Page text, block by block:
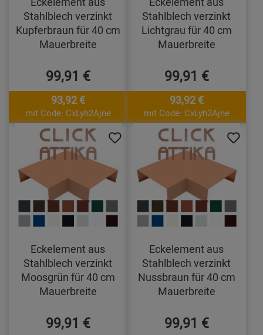
Stahlblech verzinkt
Kupferbraun für 40 cm
Mauerbreite
99,91 €
93,92 €
mit Code: CxLyh2Ajne
Stahlblech verzinkt
Lichtgrau für 40 cm
Mauerbreite
99,91 €
93,92 €
mit Code: CxLyh2Ajne
Eckelement aus
Stahlblech verzinkt
Moosgrün für 40 cm
Mauerbreite
99,91 €
Eckelement aus
Stahlblech verzinkt
Nussbraun für 40 cm
Mauerbreite
99,91 €